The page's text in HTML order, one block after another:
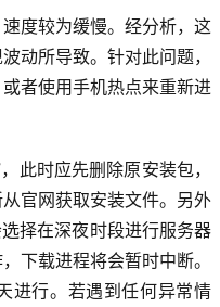
度较为缓慢。经分析，这
动所导致。针对此问题，
者使用手机热点来重新进
此时应先删除原安装包，
官网获取安装文件。另外
择在深夜时段进行服务器
下载进程将会暂时中断。
进行。若遇到任何异常情